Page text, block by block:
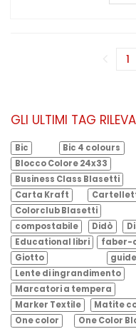
1
GLI ULTIMI TAG
Bic Bic 4 colours
Blocco Colore 24x33
Business Class Blasetti
Carta Kraft
Colorclub Blasetti
compostabile
Didò
Educational libri
faber-
Giotto
Lente di ingrandimento
Marcatori a tempera
Marker Textile
Matite
One color
One Color